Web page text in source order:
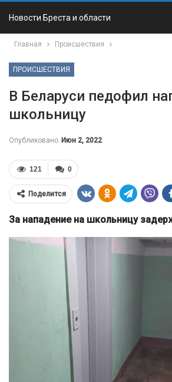
Новости Бреста и области
Главная Происшествия
ПРОИСШЕСТВИЯ
В Беларуси педофил
школьницу
Опубликовано Июн 2, 2022
0
121
Поделится
За нападение на школьницу